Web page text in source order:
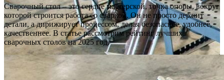
Сварочный стол – это сердце мастерской, точка опоры, вокруг
которой строится работа со сваркой. Он не просто держит
детали, а дирижирует процессом, делая безопаснее, удобнее,
качественнее. В статье рассмотрим рейтинг лучших
сварочных столов на 2025 год.